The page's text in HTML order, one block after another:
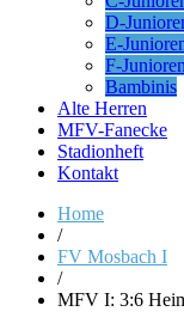
D-
E-
F-Junioren
Bambinis
Alte Herren
MFV-Fanecke
Stadionheft
Kontakt
Home
/
FV Mosbach I
/
MFV I: 3:6